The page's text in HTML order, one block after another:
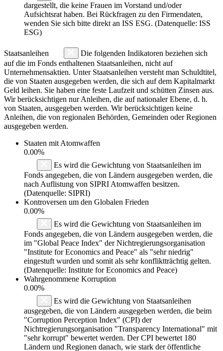
dargestellt, die keine Frauen im Vorstand und/oder
Aufsichtsrat haben. Bei Rückfragen zu den Firmendaten,
wenden Sie sich bitte direkt an ISS ESG. (Datenquelle: ISS
ESG)
Staatsanleihen
Die folgenden Indikatoren beziehen sich
auf die im Fonds enthaltenen Staatsanleihen, nicht auf
Unternehmensaktien. Unter Staatsanleihen versteht man Schuldtitel,
die von Staaten ausgegeben werden, die sich auf dem Kapitalmarkt
Geld leihen. Sie haben eine feste Laufzeit und schütten Zinsen aus.
Wir berücksichtigen nur Anleihen, die auf nationaler Ebene, d. h.
von Staaten, ausgegeben werden. Wir berücksichtigen keine
Anleihen, die von regionalen Behörden, Gemeinden oder Regionen
ausgegeben werden.
Staaten mit Atomwaffen
0.00%
Es wird die Gewichtung von Staatsanleihen im
Fonds angegeben, die von Ländern ausgegeben werden, die
nach Auflistung von SIPRI Atomwaffen besitzen.
(Datenquelle: SIPRI)
Kontroversen um den Globalen Frieden
0.00%
Es wird die Gewichtung von Staatsanleihen im
Fonds angegeben, die von Ländern ausgegeben werden, die
im "Global Peace Index" der Nichtregierungsorganisation
"Institute for Economics and Peace" als "sehr niedrig"
eingestuft wurden und somit als sehr konfliktträchtig gelten.
(Datenquelle: Institute for Economics and Peace)
Wahrgenommene Korruption
0.00%
Es wird die Gewichtung von Staatsanleihen
ausgegeben, die von Ländern ausgegeben werden, die beim
"Corruption Perception Index" (CPI) der
Nichtregierungsorganisation "Transparency International" mit
"sehr korrupt" bewertet werden. Der CPI bewertet 180
Ländern und Regionen danach, wie stark der öffentliche